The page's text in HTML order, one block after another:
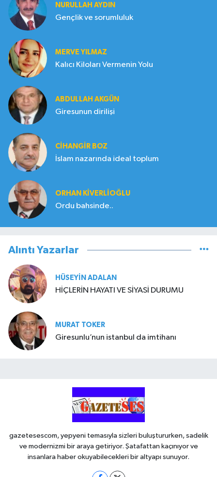
NURULLAH AYDIN
Gençlik ve sorumluluk
MERVE YILMAZ
Kalıcı Kiloları Vermenin Yolu
ABDULLAH AKGÜN
Giresunun dirilişi
CIHANGIR BOZ
İslam nazarında ideal toplum
ORHAN KIVERLIOĞLU
Ordu bahsinde..
Alıntı Yazarlar
HÜSEYIN ADALAN
HİÇLERİN HAYATI VE SİYASİ DURUMU
MURAT TOKER
Giresunlu’nun istanbul da imtihanı
gazetesescom, yepyeni temasıyla sizleri buluştururken, sadelik
ve modernizmi bir araya getiriyor. Şatafattan kaçınıyor ve
insanlara haber okuyabilecekleri bir altyapı sunuyor.